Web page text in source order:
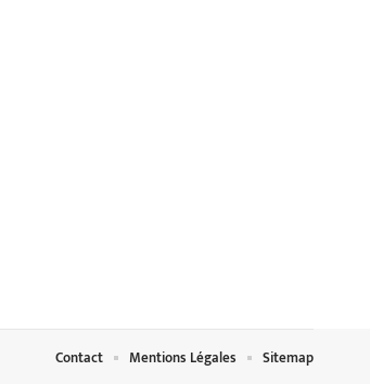
Contact Mentions Légales Sitemap